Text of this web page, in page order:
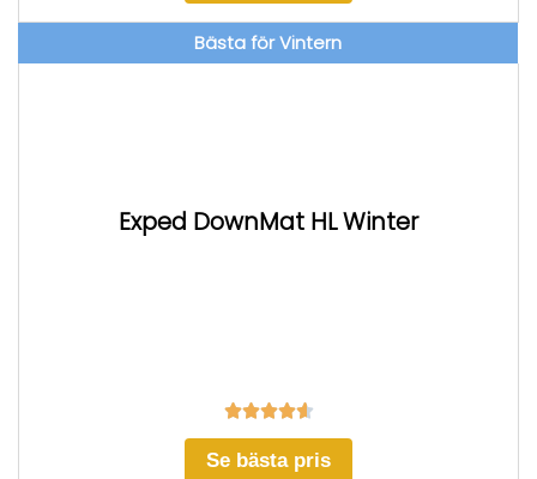
Bästa för Vintern
Exped DownMat HL Winter ​

Se bästa pris